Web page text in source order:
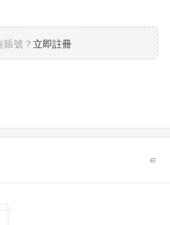
號？立即註冊